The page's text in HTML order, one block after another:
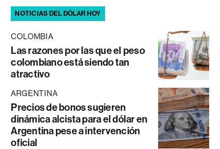
NOTICIAS DEL DÓLAR HOY
COLOMBIA
Las razones por las que el peso
colombiano está siendo tan
atractivo
ARGENTINA
Precios de bonos sugieren
dinámica alcista para el dólar en
Argentina pese a intervención
oficial